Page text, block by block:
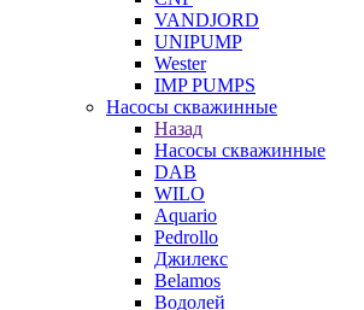
VANDJORD
UNIPUMP
Wester
IMP PUMPS
Насосы скважинные
Назад
Насосы скважинные
DAB
WILO
Aquario
Pedrollo
Джилекс
Belamos
Водолей